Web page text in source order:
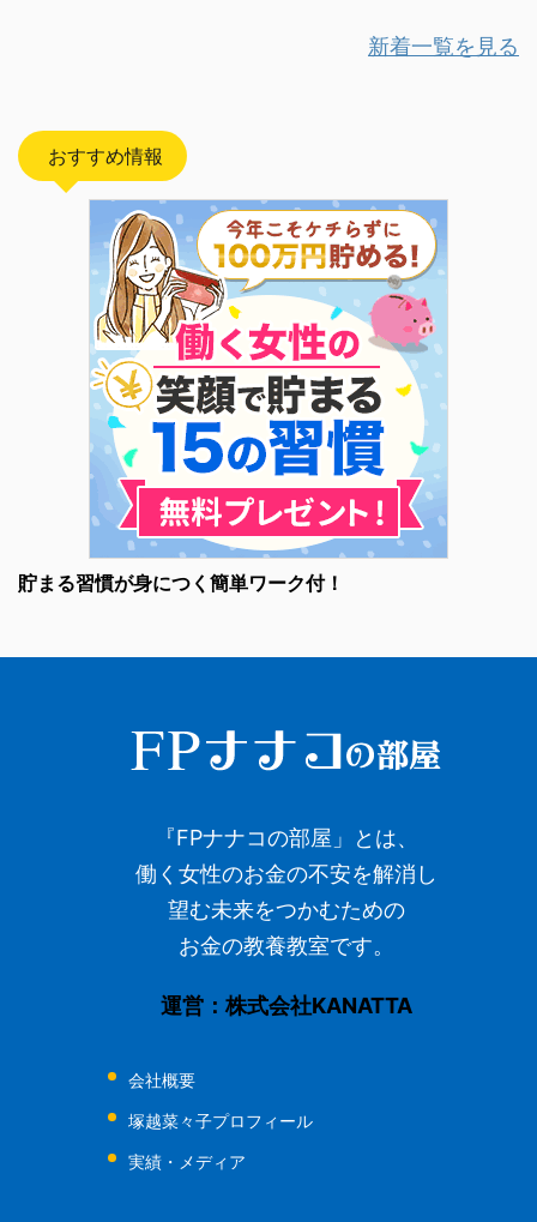
新着一覧を見る
おすすめ情報
貯まる習慣が身につく簡単ワーク付！
『FPナナコの部屋」とは、
働く女性のお金の不安を解消し
望む未来をつかむための
お金の教養教室です。
運営：株式会社KANATTA
会社概要
塚越菜々子プロフィール
実績・メディア